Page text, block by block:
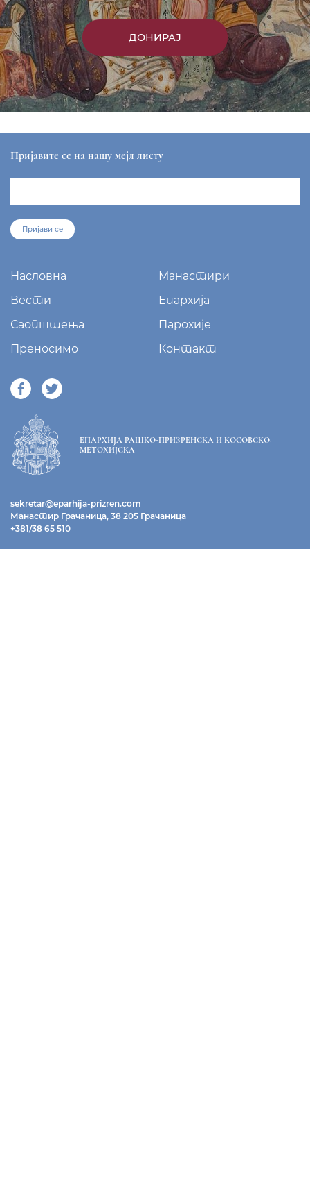
ДОНИРАЈ
Пријавите се на нашу мејл листу
Пријави се
Насловна
Манастири
Вести
Епархија
Саопштења
Парохије
Преносимо
Контакт
ЕПАРХИЈА РАШКО-ПРИЗРЕНСКА И КОСОВСКО-
МЕТОХИЈСКА
sekretar@eparhija-prizren.com
Манастир Грачаница, 38 205 Грачаница
+381/38 65 510